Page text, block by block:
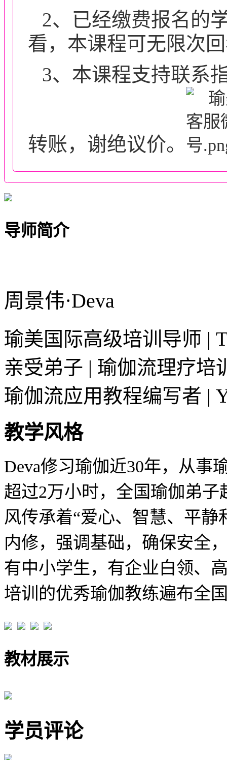
2、已经缴费报名的
看，本课程可无限次
3、本课程支持联系
转账，谢绝议价。
导师简介
周景伟·Deva
瑜美国际高级培训导师 |
亲受弟子 | 瑜伽流理疗培
瑜伽流应用教程编写者 |
教学风格
Deva修习瑜伽近30年，从事
超过2万小时，全国瑜伽弟
风传承着“爱心、智慧、平
内修，强调基础，确保安全
有中小学生，有企业白领、
培训的优秀瑜伽教练遍布全
教材展示
学员评论